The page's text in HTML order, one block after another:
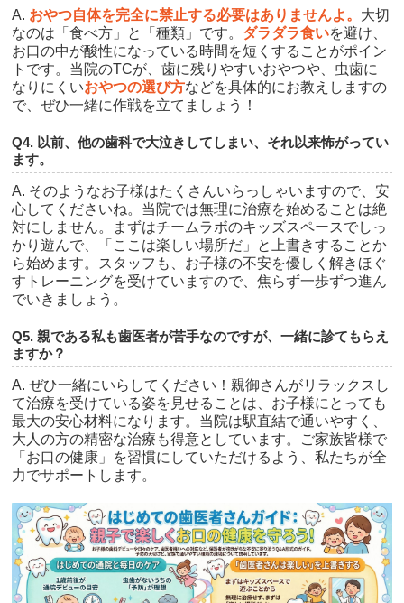
A. おやつ自体を完全に禁止する必要はありませんよ。 大切
なのは「食べ方」と「種類」です。 ダラダラ食いを避け、
お口の中が酸性になっている時間を短くすることがポイン
トです。当院のTCが、歯に残りやすいおやつや、虫歯に
なりにくいおやつの選び方などを具体的にお教えしますの
で、ぜひ一緒に作戦を立てましょう！
Q4. 以前、他の歯科で大泣きしてしまい、それ以来怖がってい
ます。
A. そのようなお子様はたくさんいらっしゃいますので、安
心してくださいね。当院では無理に治療を始めることは絶
対にしません。まずはチームラボのキッズスペースでしっ
かり遊んで、「ここは楽しい場所だ」と上書きすることか
ら始めます。スタッフも、お子様の不安を優しく解きほぐ
すトレーニングを受けていますので、焦らず一歩ずつ進ん
でいきましょう。
Q5. 親である私も歯医者が苦手なのですが、一緒に診てもらえ
ますか？
A. ぜひ一緒にいらしてください！親御さんがリラックスし
て治療を受けている姿を見せることは、お子様にとっても
最大の安心材料になります。当院は駅直結で通いやすく、
大人の方の精密な治療も得意としています。ご家族皆様で
「お口の健康」を習慣にしていただけるよう、私たちが全
力でサポートします。